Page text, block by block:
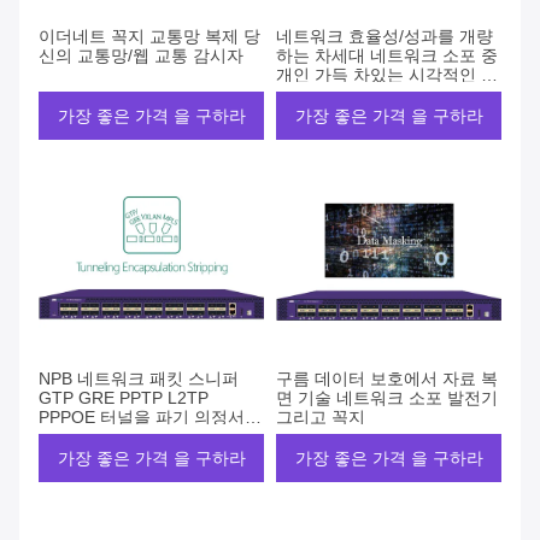
이더네트 꼭지 교통망 복제 당
신의 교통망/웹 교통 감시자
가장 좋은 가격 을 구하라
네트워크 효율성/성과를 개량
하는 차세대 네트워크 소포 중
개인 가득 차있는 시각적인 통
제
가장 좋은 가격 을 구하라
NPB 네트워크 패킷 스니퍼
GTP GRE PPTP L2TP
PPPOE 터널을 파기 의정서
상표 우두머리 벗기기
가장 좋은 가격 을 구하라
구름 데이터 보호에서 자료 복
면 기술 네트워크 소포 발전기
그리고 꼭지
가장 좋은 가격 을 구하라